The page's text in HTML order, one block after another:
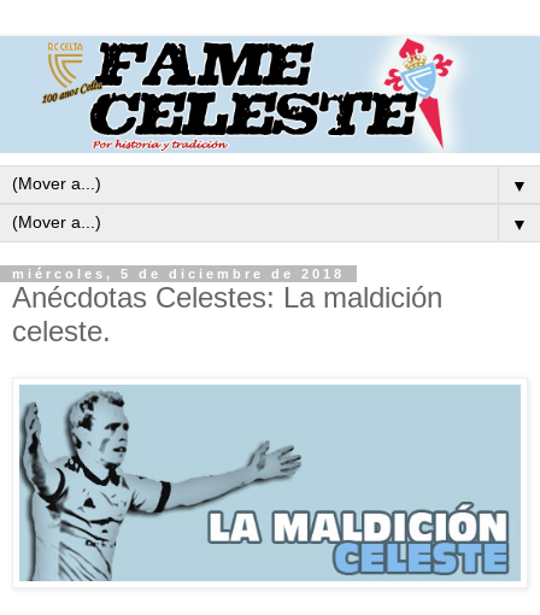
▼
▼
miércoles, 5 de diciembre de 2018
Anécdotas Celestes: La maldición
celeste.